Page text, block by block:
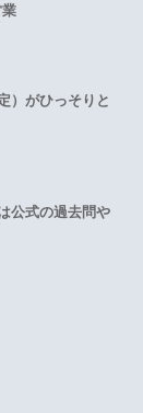
）がひっそりと
公式の過去問や